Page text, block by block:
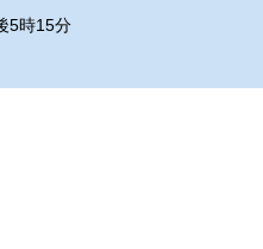
5時15分